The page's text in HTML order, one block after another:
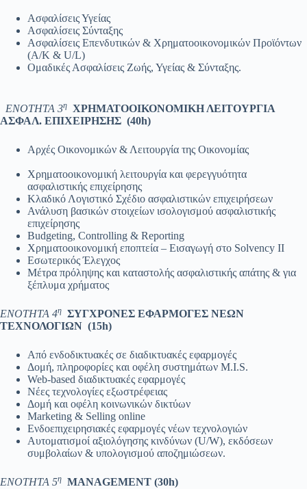
Ασφαλίσεις Υγείας
Ασφαλίσεις Σύνταξης
Ασφαλίσεις Επενδυτικών & Χρηματοοικονομικών Προϊόντων
(Α/Κ & U/L)
Ομαδικές Ασφαλίσεις Ζωής, Υγείας & Σύνταξης.
ΕΝΟΤΗΤΑ 3η ΧΡΗΜΑΤΟΟΙΚΟΝΟΜΙΚΗ ΛΕΙΤΟΥΡΓΙΑ
ΑΣΦΑΛ. ΕΠΙΧΕΙΡΗΣΗΣ (40h)
Αρχές Οικονομικών & Λειτουργία της Οικονομίας
Χρηματοοικονομική λειτουργία και φερεγγυότητα
ασφαλιστικής επιχείρησης
Κλαδικό Λογιστικό Σχέδιο ασφαλιστικών επιχειρήσεων
Ανάλυση βασικών στοιχείων ισολογισμού ασφαλιστικής
επιχείρησης
Budgeting, Controlling & Reporting
Χρηματοοικονομική εποπτεία – Εισαγωγή στο Solvency II
Εσωτερικός Έλεγχος
Μέτρα πρόληψης και καταστολής ασφαλιστικής απάτης & για
ξέπλυμα χρήματος
ΕΝΟΤΗΤΑ 4η ΣΥΓΧΡΟΝΕΣ ΕΦΑΡΜΟΓΕΣ ΝΕΩΝ
ΤΕΧΝΟΛΟΓΙΩΝ (15h)
Από ενδοδικτυακές σε διαδικτυακές εφαρμογές
Δομή, πληροφορίες και οφέλη συστημάτων M.I.S.
Web-based διαδικτυακές εφαρμογές
Νέες τεχνολογίες εξωστρέφειας
Δομή και οφέλη κοινωνικών δικτύων
Marketing & Selling online
Ενδοεπιχειρησιακές εφαρμογές νέων τεχνολογιών
Αυτοματισμοί αξιολόγησης κινδύνων (U/W), εκδόσεων
συμβολαίων & υπολογισμού αποζημιώσεων.
ΕΝΟΤΗΤΑ 5η MANAGEMENT (30h)